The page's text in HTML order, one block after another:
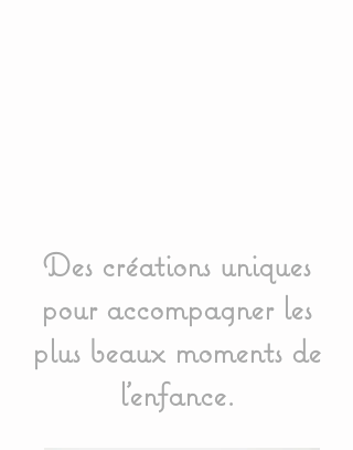
Des créations uniques
pour accompagner les
plus beaux moments de
l'enfance.